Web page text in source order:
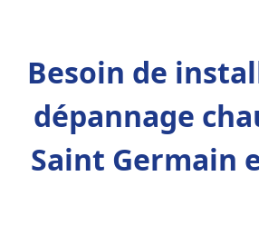
Besoin de
dépannage
Saint Germain